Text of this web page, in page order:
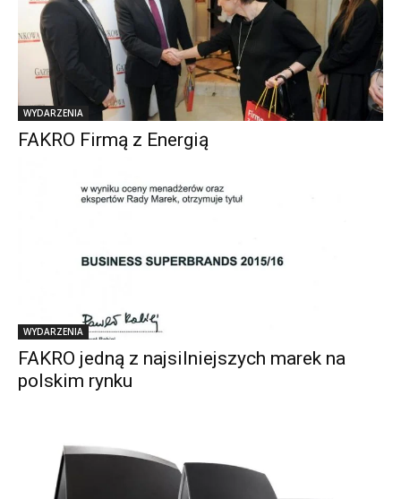
WYDARZENIA
FAKRO Firmą z Energią
WYDARZENIA
FAKRO jedną z najsilniejszych marek na
polskim rynku